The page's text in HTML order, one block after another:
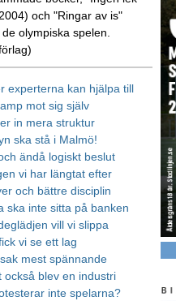
och "Ringar av is"
olympiska spelen.
experterna kan hjälpa till
mot sig själv
in mera struktur
ska stå i Malmö!
ändå logiskt beslut
vi har längtat efter
och bättre disciplin
ska inte sitta på banken
vill vi slippa
vi se ett lag
mest spännande
också blev en industri
inte spelarna?